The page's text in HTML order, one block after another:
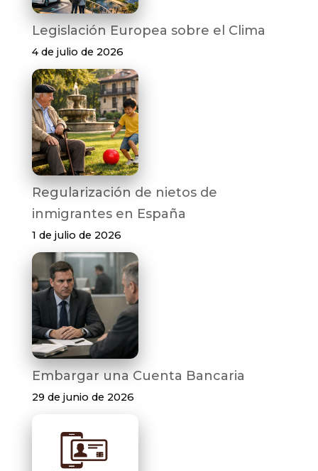
Legislación Europea sobre el Clima
4 de julio de 2026
Regularización de nietos de
inmigrantes en España
1 de julio de 2026
Embargar una Cuenta Bancaria
29 de junio de 2026